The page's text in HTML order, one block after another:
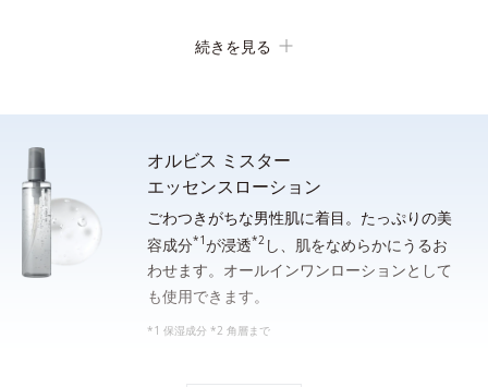
顔全体をぬらします。手のひらに適量（約２cm）をとり、水ま
たはぬるま湯でよく泡立ててから洗顔し、その後しっかり洗い流
*シェービングフォームとしてご使用になる場合は、洗面器等の器に適量をとり、水または
続きを見る
オルビス ミスター
エッセンスローション
ごわつきがちな男性肌に着目。たっぷりの美
容成分*1が浸透*2 し、肌をなめらかにうるお
わせます。オールインワンローションとして
も使用できます。
*1 保湿成分 *2 角層まで